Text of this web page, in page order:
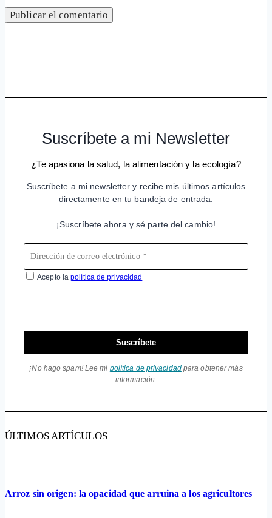
Suscríbete a mi Newsletter
¿Te apasiona la salud, la alimentación y la ecología?
Suscríbete a mi newsletter y recibe mis últimos artículos
directamente en tu bandeja de entrada.
¡Suscríbete ahora y sé parte del cambio!
Acepto lapolítica de privacidad
Suscríbete
¡No hago spam! Lee mi política de privacidadpara obtener más
información.
ÚLTIMOS ARTÍCULOS
Arroz sin origen: la opacidad que arruina a los agricultores